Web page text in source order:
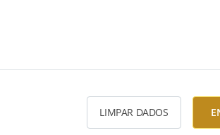
LIMPAR DADOS